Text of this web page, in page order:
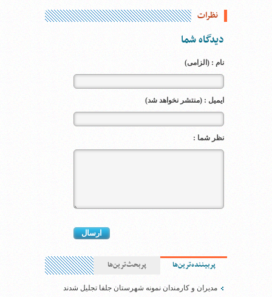
نظرات
دیدگاه شما
نام : (الزامی)
ایمیل : (منتشر نخواهد شد)
نظر شما :
پربیننده‌ترین‌ها پربحث‌ترین‌ها
مدیران و کارمندان نمونه شهرستان جلفا تجلیل شدند